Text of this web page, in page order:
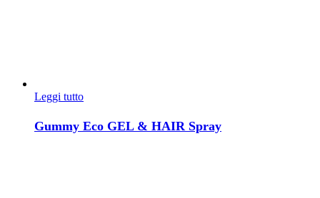
Leggi tutto
Gummy Eco GEL & HAIR Spray